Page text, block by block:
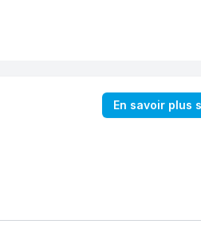
En savoir plus